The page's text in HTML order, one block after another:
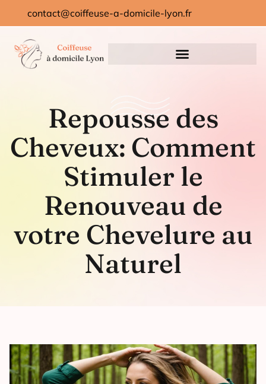
contact@coiffeuse-a-domicile-lyon.fr
Repousse des
Cheveux: Comment
Stimuler le
Renouveau de
votre Chevelure au
Naturel